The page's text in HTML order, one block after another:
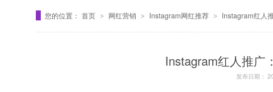
您的位置： 首页 > 网红营销 > Instagram网红推荐 > Instagram红人
Instagram红人推广
发布日期：